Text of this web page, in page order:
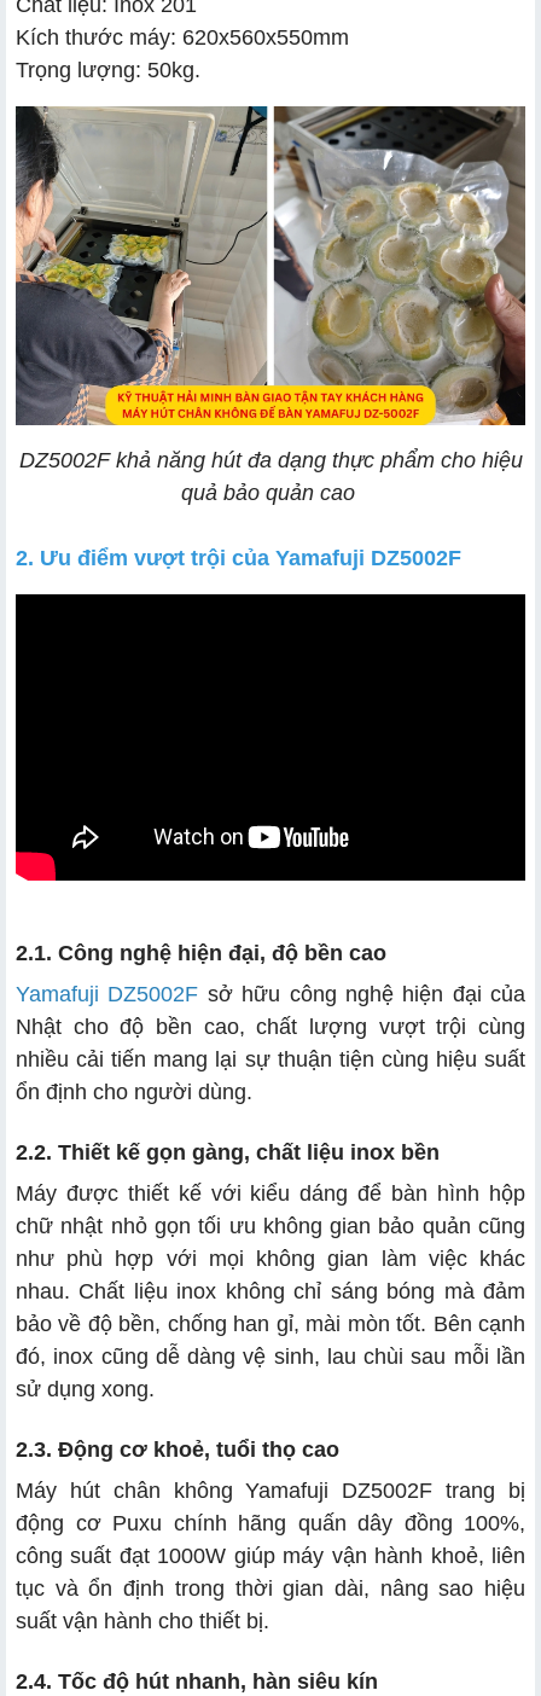
Kích thước máy: 620x560x550mm
Trọng lượng: 50kg.
DZ5002F khả năng hút đa dạng thực phẩm cho hiệu
quả bảo quản cao
2. Ưu điểm vượt trội của Yamafuji DZ5002F
2.1. Công nghệ hiện đại, độ bền cao
Yamafuji DZ5002F sở hữu công nghệ hiện đại của
Nhật cho độ bền cao, chất lượng vượt trội cùng
nhiều cải tiến mang lại sự thuận tiện cùng hiệu suất
ổn định cho người dùng.
2.2. Thiết kế gọn gàng, chất liệu inox bền
Máy được thiết kế với kiểu dáng để bàn hình hộp
chữ nhật nhỏ gọn tối ưu không gian bảo quản cũng
như phù hợp với mọi không gian làm việc khác
nhau. Chất liệu inox không chỉ sáng bóng mà đảm
bảo về độ bền, chống han gỉ, mài mòn tốt. Bên cạnh
đó, inox cũng dễ dàng vệ sinh, lau chùi sau mỗi lần
sử dụng xong.
2.3. Động cơ khoẻ, tuổi thọ cao
Máy hút chân không Yamafuji DZ5002F trang bị
động cơ Puxu chính hãng quấn dây đồng 100%,
công suất đạt 1000W giúp máy vận hành khoẻ, liên
tục và ổn định trong thời gian dài, nâng sao hiệu
suất vận hành cho thiết bị.
2.4. Tốc độ hút nhanh, hàn siêu kín